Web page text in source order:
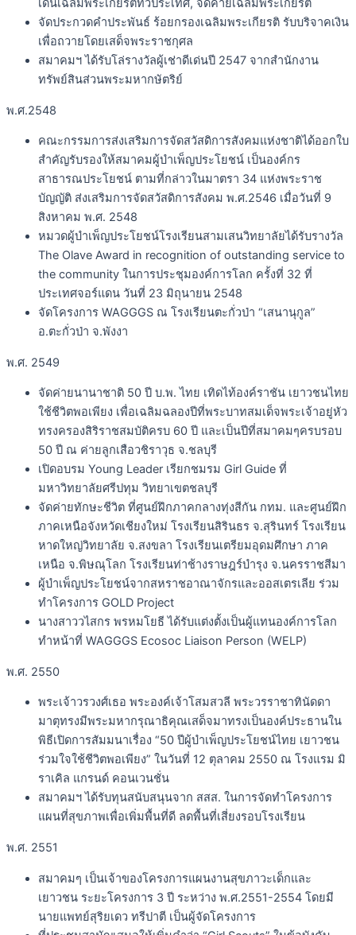
เดินเฉลิมพระเกียรติทั่วประเทศ, จัดค่ายเฉลิมพระเกียรติ
จัดประกวดคำประพันธ์ ร้อยกรองเฉลิมพระเกียรติ รับบริจาคเงิน
เพื่อถวายโดยเสด็จพระราชกุศล
สมาคมฯ ได้รับโล่รางวัลผู้เช่าดีเด่นปี 2547 จากสำนักงาน
ทรัพย์สินส่วนพระมหากษัตริย์
พ.ศ.2548
คณะกรรมการส่งเสริมการจัดสวัสดิการสังคมแห่งชาติได้ออกใบ
สำคัญรับรองให้สมาคมผู้บำเพ็ญประโยชน์ เป็นองค์กร
สาธารณประโยชน์ ตามที่กล่าวในมาตรา 34 แห่งพระราช
บัญญัติ ส่งเสริมการจัดสวัสดิการสังคม พ.ศ.2546 เมื่อวันที่ 9
สิงหาคม พ.ศ. 2548
หมวดผู้บำเพ็ญประโยชน์โรงเรียนสามเสนวิทยาลัยได้รับรางวัล
The Olave Award in recognition of outstanding service to
the community ในการประชุมองค์การโลก ครั้งที่ 32 ที่
ประเทศจอร์แดน วันที่ 23 มิถุนายน 2548
จัดโครงการ WAGGGS ณ โรงเรียนตะกั่วป่า “เสนานุกูล”
อ.ตะกั่วป่า จ.พังงา
พ.ศ. 2549
จัดค่ายนานาชาติ 50 ปี บ.พ. ไทย เทิดไท้องค์ราชัน เยาวชนไทย
ใช้ชีวิตพอเพียง เพื่อเฉลิมฉลองปีที่พระบาทสมเด็จพระเจ้าอยู่หัว
ทรงครองสิริราชสมบัติครบ 60 ปี และเป็นปีที่สมาคมๆครบรอบ
50 ปี ณ ค่ายลูกเสือวชิราวุธ จ.ชลบุรี
เปิดอบรม Young Leader เรียกชมรม Girl Guide ที่
มหาวิทยาลัยศรีปทุม วิทยาเขตชลบุรี
จัดค่ายทักษะชีวิต ที่ศูนย์ฝึกภาคกลางทุ่งสีกัน กทม. และศูนย์ฝึก
ภาคเหนือจังหวัดเชียงใหม่ โรงเรียนสิรินธร จ.สุรินทร์ โรงเรียน
หาดใหญ่วิทยาลัย จ.สงขลา โรงเรียนเตรียมอุดมศึกษา ภาค
เหนือ จ.พิษณุโลก โรงเรียนท่าช้างราษฎร์บำรุง จ.นครราชสีมา
ผู้บำเพ็ญประโยชน์จากสหราชอาณาจักรและออสเตรเลีย ร่วม
ทำโครงการ GOLD Project
นางสาววไสกร พรหมโยธี ได้รับแต่งตั้งเป็นผู้แทนองค์การโลก
ทำหน้าที่ WAGGGS Ecosoc Liaison Person (WELP)
พ.ศ. 2550
พระเจ้าวรวงศ์เธอ พระองค์เจ้าโสมสวลี พระวรราชาทินัดดา
มาตุทรงมีพระมหากรุณาธิคุณเสด็จมาทรงเป็นองค์ประธานใน
พิธีเปิดการสัมมนาเรื่อง “50 ปีผู้บำเพ็ญประโยชน์ไทย เยาวชน
ร่วมใจใช้ชีวิตพอเพียง” ในวันที่ 12 ตุลาคม 2550 ณ โรงแรม มิ
ราเคิล แกรนด์ คอนเวนชั่น
สมาคมฯ ได้รับทุนสนับสนุนจาก สสส. ในการจัดทำโครงการ
แผนที่สุขภาพเพื่อเพิ่มพื้นที่ดี ลดพื้นที่เสี่ยงรอบโรงเรียน
พ.ศ. 2551
สมาคมๆ เป็นเจ้าของโครงการแผนงานสุขภาวะเด็กและ
เยาวชน ระยะโครงการ 3 ปี ระหว่าง พ.ศ.2551-2554 โดยมี
นายแพทย์สุริยเดว ทรีปาตี เป็นผู้จัดโครงการ